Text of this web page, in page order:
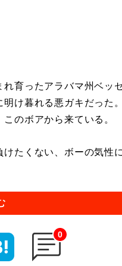
育ったアラバマ州ベッ
け暮れる悪ガキだった
のボアから来ている。
たくない、ボーの気性
0